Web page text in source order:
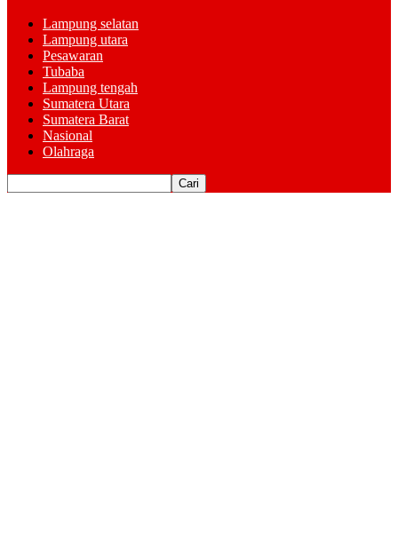
Lampung selatan
Lampung utara
Pesawaran
Tubaba
Lampung tengah
Sumatera Utara
Sumatera Barat
Nasional
Olahraga